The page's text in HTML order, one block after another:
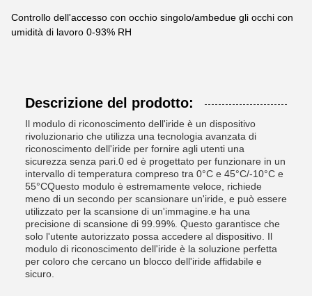
Controllo dell'accesso con occhio singolo/ambedue gli occhi con
umidità di lavoro 0-93% RH
Descrizione del prodotto:
Il modulo di riconoscimento dell'iride è un dispositivo
rivoluzionario che utilizza una tecnologia avanzata di
riconoscimento dell'iride per fornire agli utenti una
sicurezza senza pari.0 ed è progettato per funzionare in un
intervallo di temperatura compreso tra 0°C e 45°C/-10°C e
55°CQuesto modulo è estremamente veloce, richiede
meno di un secondo per scansionare un'iride, e può essere
utilizzato per la scansione di un'immagine.e ha una
precisione di scansione di 99.99%. Questo garantisce che
solo l'utente autorizzato possa accedere al dispositivo. Il
modulo di riconoscimento dell'iride è la soluzione perfetta
per coloro che cercano un blocco dell'iride affidabile e
sicuro.